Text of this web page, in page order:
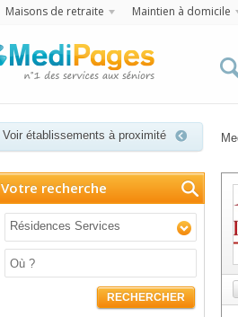
Maisons de retraite Maintien à domicile
Voir établissements à proximité
Votre recherche
Résidences Services
RECHERCHER